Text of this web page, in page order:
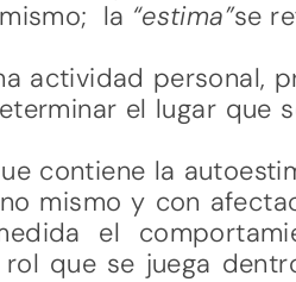
la “estima”se
actividad personal,
el lugar que
contiene la
mismo y con
el
que se juega